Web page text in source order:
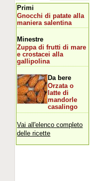
Primi
Gnocchi di patate alla
maniera salentina
Minestre
Zuppa di frutti di mare
e crostacei alla
gallipolina
Da bere
Orzata o
latte di
mandorle
casalingo
Vai all'elenco completo
delle ricette